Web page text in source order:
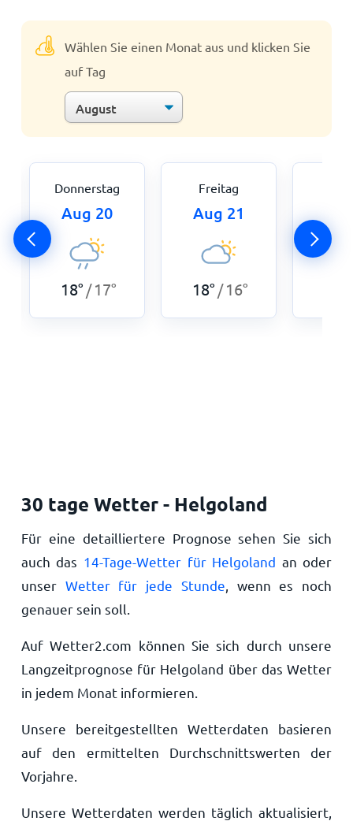
Wählen Sie einen Monat aus und klicken Sie
auf Tag
Donnerstag
Aug 20
18° /17°
Freitag
Aug 21
18° /16°
30 tage Wetter - Helgoland
Für eine detailliertere Prognose sehen Sie sich
auch das 14-Tage-Wetter für Helgoland an oder
unser Wetter für jede Stunde , wenn es noch
genauer sein soll.
Auf Wetter2.com können Sie sich durch unsere
Langzeitprognose für Helgoland über das Wetter
in jedem Monat informieren.
Unsere bereitgestellten Wetterdaten basieren
auf den ermittelten Durchschnittswerten der
Vorjahre.
Unsere Wetterdaten werden täglich aktualisiert,